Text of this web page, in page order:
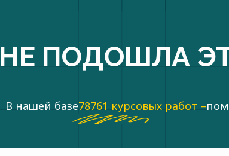
НЕ ПОДОШЛА
В нашей базе78761 курсовых работ –